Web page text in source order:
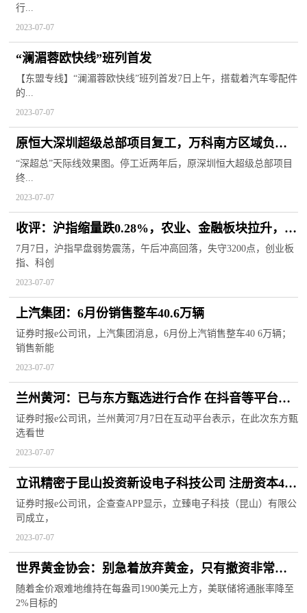
行...
2023-07-07
“澜湄蓉欧快线”班列首发
【东盟专线】“澜湄蓉欧快线”班列首发7日上午，搭载着汽车零配件
的...
2023-07-07
原恒大深圳超级总部项目复工，万科南方区域负责
代建
“深超总”天际线效果图。停工近两年后，原深圳恒大超级总部项目
终...
2023-07-07
收评：沪指缩量跌0.28%，农业、金融板块拉升，人
工智能概念等下挫
7月7日，沪指早盘弱势震荡，午后冲高回落，失守3200点，创业板
指、科创
2023-07-07
上汽集团：6月份销售整车40.6万辆
证券时报e公司讯，上汽集团消息，6月份上汽销售整车40 6万辆；
销售新能
2023-07-07
兰州黄河：已与东方甄选进行合作 在抖音等平台开
展产品推广活动
证券时报e公司讯，兰州黄河7月7日在互动平台表示，在此次东方甄
选看世
2023-07-07
立讯精密于昆山投资新设电子科技公司 注册资本4.5
亿
证券时报e公司讯，企查查APP显示，立臻电子科技（昆山）有限公
司成立，
2023-07-07
世界黄金协会：别急着放弃黄金，只有撤资非常严
重才会跌破1800美元！
随着金价艰难地维持在每盎司1900美元上方，美联储将通胀率降至
2%目标的